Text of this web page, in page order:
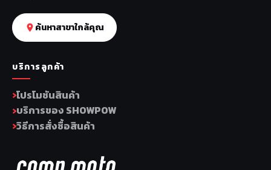
ค้นหาสาขาใกล้คุณ
บริการลูกค้า
โปรโมชันสินค้า
บริการของ SHOWPOW
วิธีการสั่งซื้อสินค้า